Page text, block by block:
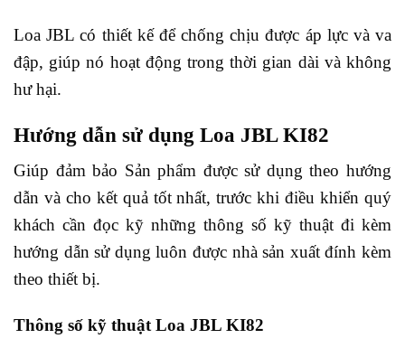
Loa JBL có thiết kế để chống chịu được áp lực và va
đập, giúp nó hoạt động trong thời gian dài và không
hư hại.
Hướng dẫn sử dụng Loa JBL KI82
Giúp đảm bảo Sản phẩm được sử dụng theo hướng
dẫn và cho kết quả tốt nhất, trước khi điều khiển quý
khách cần đọc kỹ những thông số kỹ thuật đi kèm
hướng dẫn sử dụng luôn được nhà sản xuất đính kèm
theo thiết bị.
Thông số kỹ thuật Loa JBL KI82